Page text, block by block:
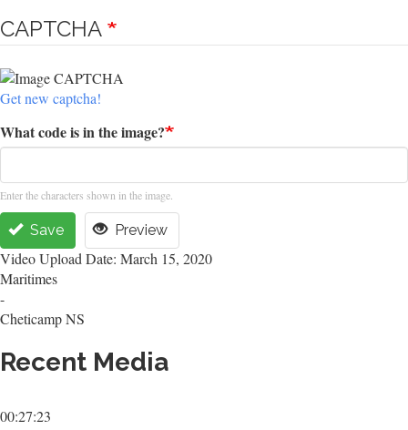
CAPTCHA
Get new captcha!
What code is in the image?
Enter the characters shown in the image.
Save Preview
Video Upload Date: March 15, 2020
Maritimes
-
Cheticamp NS
Recent Media
00:27:23